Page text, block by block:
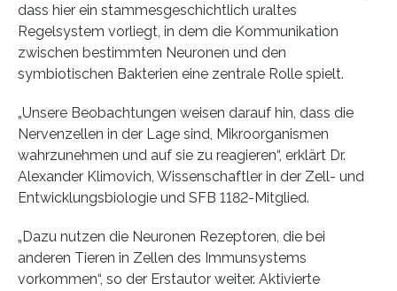
dass hier ein stammesgeschichtlich uraltes
Regelsystem vorliegt, in dem die Kommunikation
zwischen bestimmten Neuronen und den
symbiotischen Bakterien eine zentrale Rolle spielt.
„Unsere Beobachtungen weisen darauf hin, dass die
Nervenzellen in der Lage sind, Mikroorganismen
wahrzunehmen und auf sie zu reagieren“, erklärt Dr.
Alexander Klimovich, Wissenschaftler in der Zell- und
Entwicklungsbiologie und SFB 1182-Mitglied.
„Dazu nutzen die Neuronen Rezeptoren, die bei
anderen Tieren in Zellen des Immunsystems
vorkommen“, so der Erstautor weiter. Aktivierte